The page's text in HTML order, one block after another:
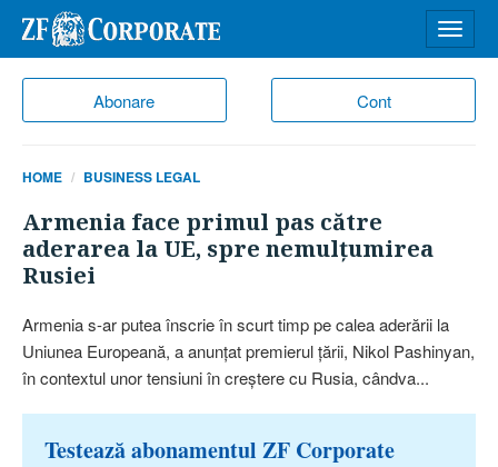
Abonare Cont
meniu
HOME BUSINESS LEGAL
Armenia face primul pas către
aderarea la UE, spre nemulţumirea
Rusiei
Armenia s-ar putea înscrie în scurt timp pe calea aderării la
Uniunea Europeană, a anunţat premierul ţării, Nikol Pashinyan,
în contextul unor tensiuni în creştere cu Rusia, cândva...
Testează abonamentul ZF Corporate